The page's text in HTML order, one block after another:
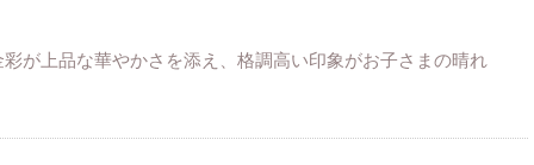
が上品な華やかさを添え、格調高い印象がお子さまの晴れ